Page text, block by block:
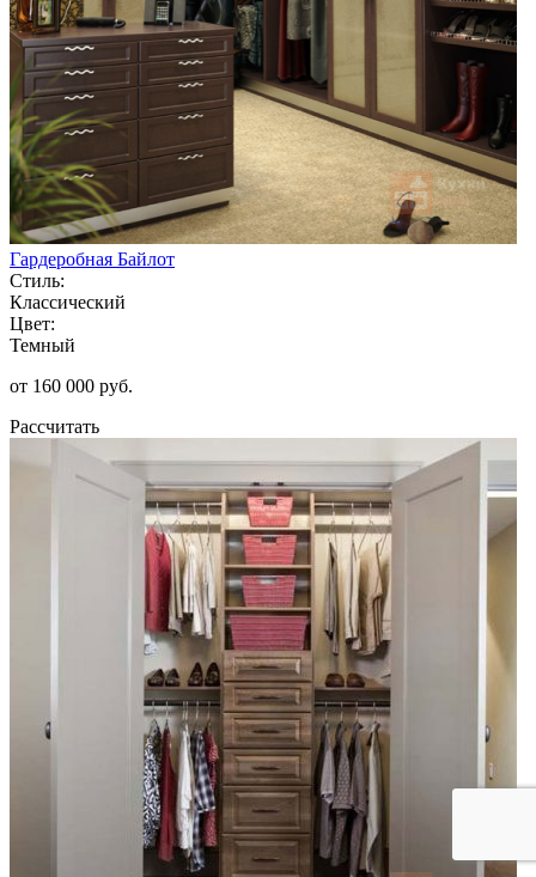
Гардеробная Байлот
Стиль:
Классический
Цвет:
Темный
от 160 000 руб.
Рассчитать